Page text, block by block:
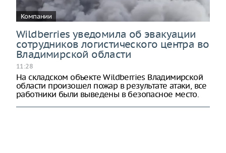
Компании
Wildberries уведомила об эвакуации
сотрудников логистического центра во
Владимирской области
11:28
На складском объекте Wildberries Владимирской
области произошел пожар в результате атаки, все
работники были выведены в безопасное место.